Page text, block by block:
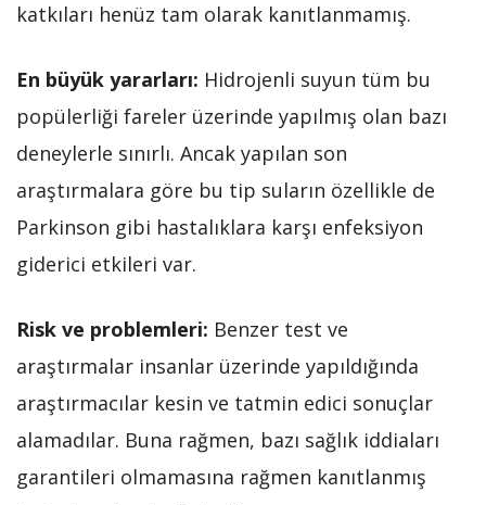
katkıları henüz tam olarak kanıtlanmamış.
En büyük yararları: Hidrojenli suyun tüm bu
popülerliği fareler üzerinde yapılmış olan bazı
deneylerle sınırlı. Ancak yapılan son
araştırmalara göre bu tip suların özellikle de
Parkinson gibi hastalıklara karşı enfeksiyon
giderici etkileri var.
Risk ve problemleri: Benzer test ve
araştırmalar insanlar üzerinde yapıldığında
araştırmacılar kesin ve tatmin edici sonuçlar
alamadılar. Buna rağmen, bazı sağlık iddiaları
garantileri olmamasına rağmen kanıtlanmış